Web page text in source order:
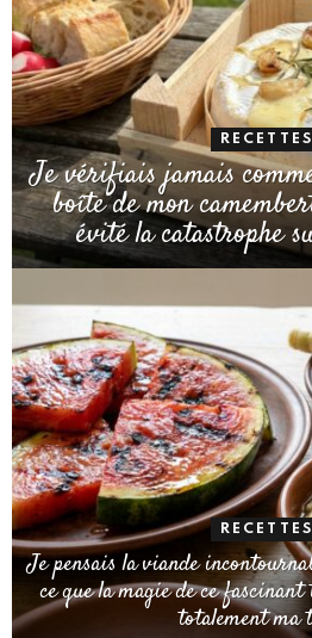
RECETTES
Je vérifiais jamais
boîte de mon
évité la catastrophe
RECETTES
Je pensais la viande
ce que la magie de ce
totalement ma